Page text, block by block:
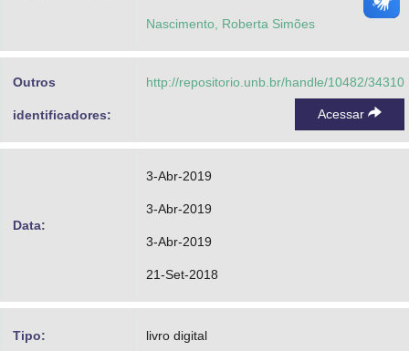
Nascimento, Roberta Simões
Outros
identificadores:
http://repositorio.unb.br/handle/10482/34310
Acessar
Data:
3-Abr-2019
3-Abr-2019
3-Abr-2019
21-Set-2018
Tipo: livro digital